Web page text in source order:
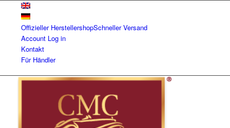
Offizieller HerstellershopSchneller Versand
Account Log in
Kontakt
Für Händler